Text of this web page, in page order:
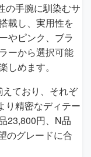
の手腕に馴染むサ
載し、実用性を
やピンク、ブラ
ーから選択可能
しめます。
ており、それぞ
り精密なディテー
23,800円、N品
のグレードに合